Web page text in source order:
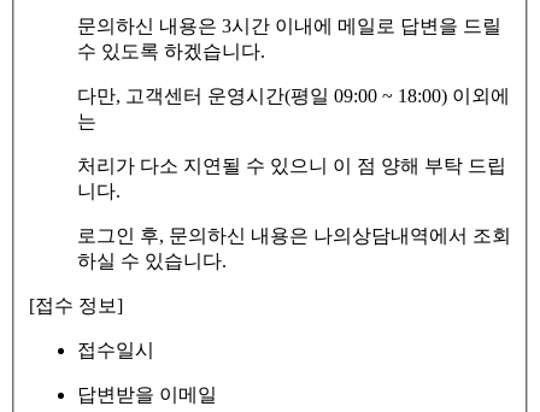
문의하신 내용은 3시간 이내에 메일로 답변을 드릴
수 있도록 하겠습니다.
다만, 고객센터 운영시간(평일 09:00 ~ 18:00) 이외에
는
처리가 다소 지연될 수 있으니 이 점 양해 부탁 드립
니다.
로그인 후, 문의하신 내용은 나의상담내역에서 조회
하실 수 있습니다.
[접수 정보]
접수일시
답변받을 이메일